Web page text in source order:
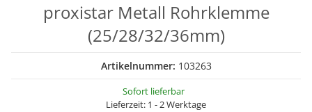
proxistar Metall Rohrklemme
(25/28/32/36mm)
Artikelnummer: 103263
Sofort lieferbar
Lieferzeit: 1 - 2 Werktage